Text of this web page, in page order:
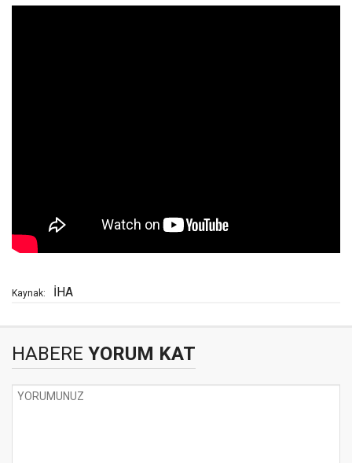
Kaynak: İHA
HABERE YORUM KAT